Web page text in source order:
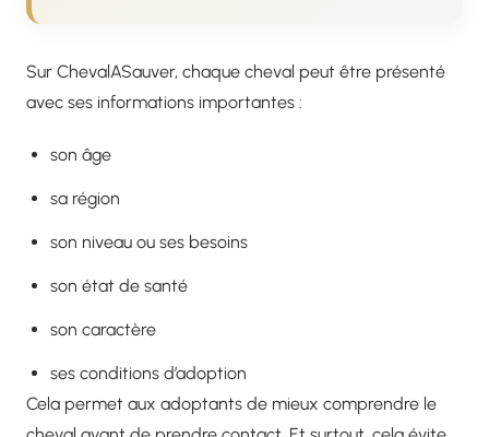
Sur ChevalASauver, chaque cheval peut être présenté
avec ses informations importantes :
son âge
sa région
son niveau ou ses besoins
son état de santé
son caractère
ses conditions d’adoption
Cela permet aux adoptants de mieux comprendre le